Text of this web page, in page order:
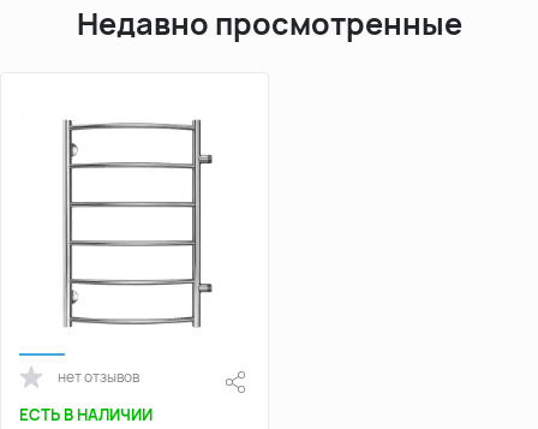
Недавно просмотренные
нет отзывов
ЕСТЬ В НАЛИЧИИ